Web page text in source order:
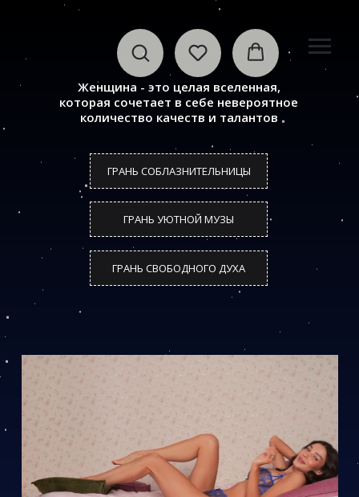
Женщина - это целая вселенная,
которая сочетает в себе невероятное
количество качеств и талантов
ГРАНЬ СОБЛАЗНИТЕЛЬНИЦЫ
ГРАНЬ УЮТНОЙ МУЗЫ
ГРАНЬ СВОБОДНОГО ДУХА